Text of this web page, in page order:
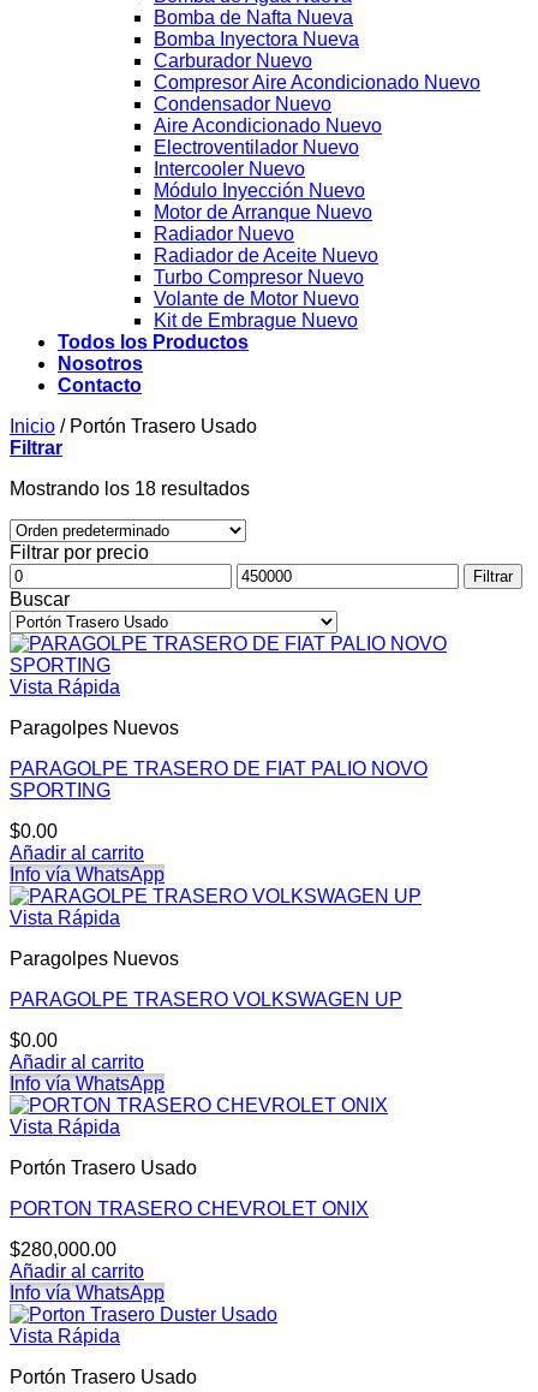
Bomba de Nafta Nueva
Bomba Inyectora Nueva
Carburador Nuevo
Compresor Aire Acondicionado Nuevo
Condensador Nuevo
Aire Acondicionado Nuevo
Electroventilador Nuevo
Intercooler Nuevo
Módulo Inyección Nuevo
Motor de Arranque Nuevo
Radiador Nuevo
Radiador de Aceite Nuevo
Turbo Compresor Nuevo
Volante de Motor Nuevo
Kit de Embrague Nuevo
Todos los Productos
Nosotros
Contacto
Inicio /Portón Trasero Usado
Filtrar
Mostrando los 18 resultados
Filtrar por precio
Precio
mínimo
Precio
máximo
Filtrar
Buscar
Vista Rápida
Paragolpes Nuevos
PARAGOLPE TRASERO DE FIAT PALIO NOVO
SPORTING
$0.00
Añadir al carrito
Info vía WhatsApp
Vista Rápida
Paragolpes Nuevos
PARAGOLPE TRASERO VOLKSWAGEN UP
$0.00
Añadir al carrito
Info vía WhatsApp
Vista Rápida
Portón Trasero Usado
PORTON TRASERO CHEVROLET ONIX
$280,000.00
Añadir al carrito
Info vía WhatsApp
Vista Rápida
Portón Trasero Usado